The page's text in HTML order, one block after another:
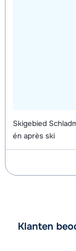
Skigebied
én après ski
Klanten